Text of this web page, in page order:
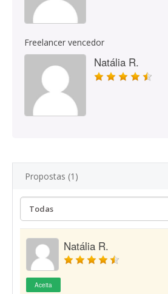
Freelancer vencedor
Natália R.
Propostas (1)
Natália R.
Aceita